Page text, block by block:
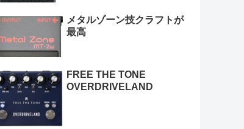
メタルゾーン技クラフトが
最高
FREE THE TONE
OVERDRIVELAND